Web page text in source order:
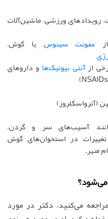
رویدادهای ورزشی، ماشین‌آلات
عفونت سینوس یا گوش،
ازآنتی بیوتیک‌ها و داروهای
(آترواسکلروز)
آسیب‌های سر و گردن،
تغییرات در استخوان‌های گوش
منیر.
می‌کنید، دکتر در مورد